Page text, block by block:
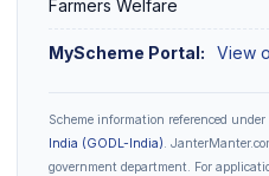
Farmers Welfare
MyScheme Portal: View
Scheme information referenced under
India (GODL-India).
government department. For